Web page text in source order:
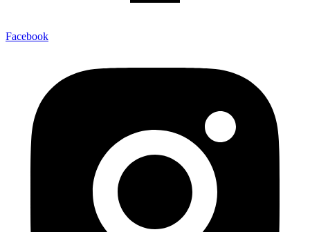
Facebook